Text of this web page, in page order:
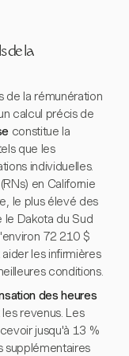
de la
de la rémunération
calcul précis de
constitue la
que les
individuelles.
en Californie
le plus élevé des
le Dakota du Sud
72 210 $
les infirmières
conditions.
des heures
revenus. Les
jusqu'à 13 %
supplémentaires